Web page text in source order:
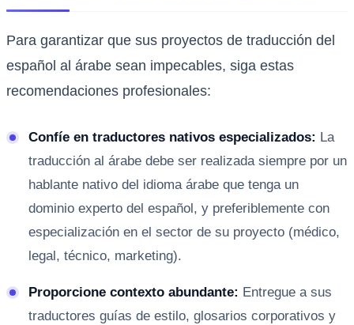
Para garantizar que sus proyectos de traducción del
español al árabe sean impecables, siga estas
recomendaciones profesionales:
Confíe en traductores nativos especializados: La
traducción al árabe debe ser realizada siempre por un
hablante nativo del idioma árabe que tenga un
dominio experto del español, y preferiblemente con
especialización en el sector de su proyecto (médico,
legal, técnico, marketing).
Proporcione contexto abundante: Entregue a sus
traductores guías de estilo, glosarios corporativos y